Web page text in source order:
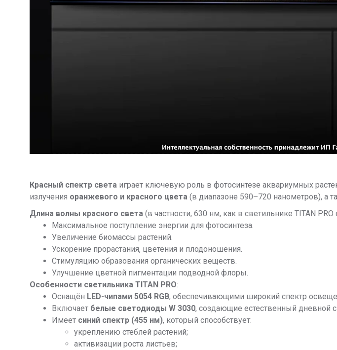
Красный спектр света играет ключевую роль в фотосинтезе аквариумных
излучения оранжевого и красного цвета (в диапазоне 590–720 нанометров), а
Длина волны красного света (в частности, 630 нм, как в светильнике TITAN PRO
Максимальное поступление энергии для фотосинтеза.
Увеличение биомассы растений.
Ускорение прорастания, цветения и плодоношения.
Стимуляцию образования органических веществ.
Улучшение цветной пигментации подводной флоры.
Особенности светильника TITAN PRO:
Оснащён LED-чипами 5054 RGB, обеспечивающими широкий спектр
Включает белые светодиоды W 3030, создающие естественный дневной
Имеет синий спектр (455 нм), который способствует:
укреплению стеблей растений;
активизации роста листьев;